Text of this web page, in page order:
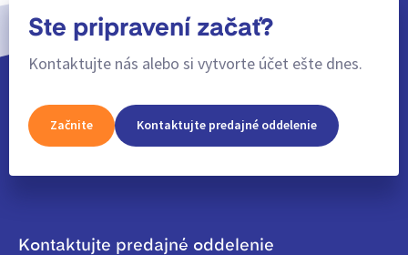
Ste pripravení začať?
Kontaktujte nás alebo si vytvorte účet ešte dnes.
Začnite Kontaktujte predajné oddelenie
Kontaktujte predajné oddelenie